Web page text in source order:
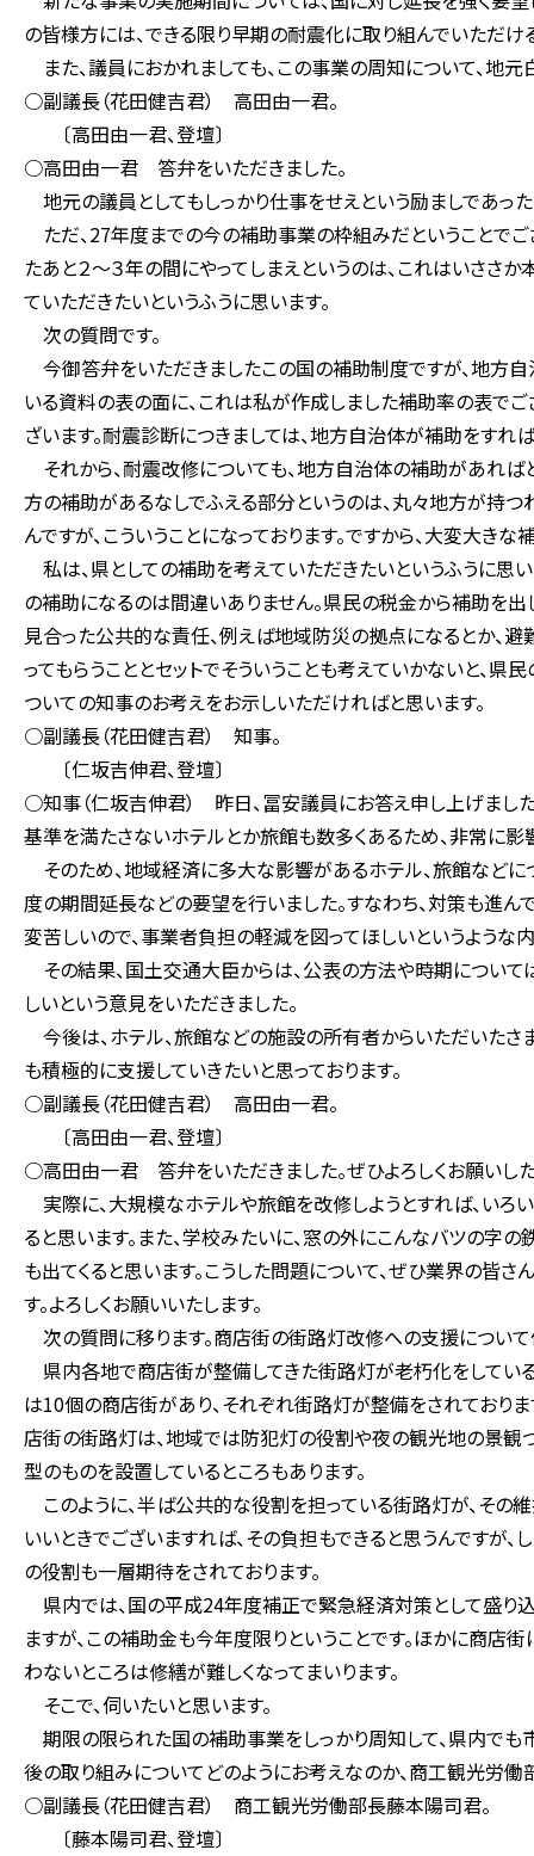
の皆様方には、できる限り早期の耐震化に取り組んでいただけ
また、議員におかれましても、この事業の周知について、地
○副議長（花田健吉君） 高田由一君。
〔高田由一君、登壇〕
○高田由一君 答弁をいただきました。
地元の議員としてもしっかり仕事をせえという励ましであっ
ただ、27年度までの今の補助事業の枠組みだということでご
たあと２～３年の間にやってしまえというのは、これはいささ
ていただきたいというふうに思います。
次の質問です。
今御答弁をいただきましたこの国の補助制度ですが、地方
いる資料の表の面に、これは私が作成しました補助率の表で
ざいます。耐震診断につきましては、地方自治体が補助をすれ
それから、耐震改修についても、地方自治体の補助があれば
方の補助があるなしでふえる部分というのは、丸々地方が持
んですが、こういうことになっております。ですから、大変大き
私は、県としての補助を考えていただきたいというふうに思
の補助になるのは間違いありません。県民の税金から補助を
見合った公共的な責任、例えば地域防災の拠点になるとか、避
ってもらうこととセットでそういうことも考えていかないと、
ついての知事のお考えをお示しいただければと思います。
○副議長（花田健吉君） 知事。
〔仁坂吉伸君、登壇〕
○知事（仁坂吉伸君） 昨日、冨安議員にお答え申し上げまし
基準を満たさないホテルとか旅館も数多くあるため、非常に影
そのため、地域経済に多大な影響があるホテル、旅館など
度の期間延長などの要望を行いました。すなわち、対策も進
変苦しいので、事業者負担の軽減を図ってほしいというような
その結果、国土交通大臣からは、公表の方法や時期について
しいという意見をいただきました。
今後は、ホテル、旅館などの施設の所有者からいただいたさ
も積極的に支援していきたいと思っております。
○副議長（花田健吉君） 高田由一君。
〔高田由一君、登壇〕
○高田由一君 答弁をいただきました。ぜひよろしくお願いした
実際に、大規模なホテルや旅館を改修しようとすれば、いろ
ると思います。また、学校みたいに、窓の外にこんなバツの字
も出てくると思います。こうした問題について、ぜひ業界の皆
す。よろしくお願いいたします。
次の質問に移ります。商店街の街路灯改修への支援について
県内各地で商店街が整備してきた街路灯が老朽化をしてい
は10個の商店街があり、それぞれ街路灯が整備をされておりま
店街の街路灯は、地域では防犯灯の役割や夜の観光地の景観
型のものを設置しているところもあります。
このように、半ば公共的な役割を担っている街路灯が、そ
いいときでございますれば、その負担もできると思うんですが
の役割も一層期待をされております。
県内では、国の平成24年度補正で緊急経済対策として盛り
ますが、この補助金も今年度限りということです。ほかに商店
わないところは修繕が難しくなってまいります。
そこで、伺いたいと思います。
期限の限られた国の補助事業をしっかり周知して、県内でも
後の取り組みについてどのようにお考えなのか、商工観光労働
○副議長（花田健吉君） 商工観光労働部長藤本陽司君。
〔藤本陽司君、登壇〕